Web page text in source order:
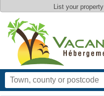
List your property